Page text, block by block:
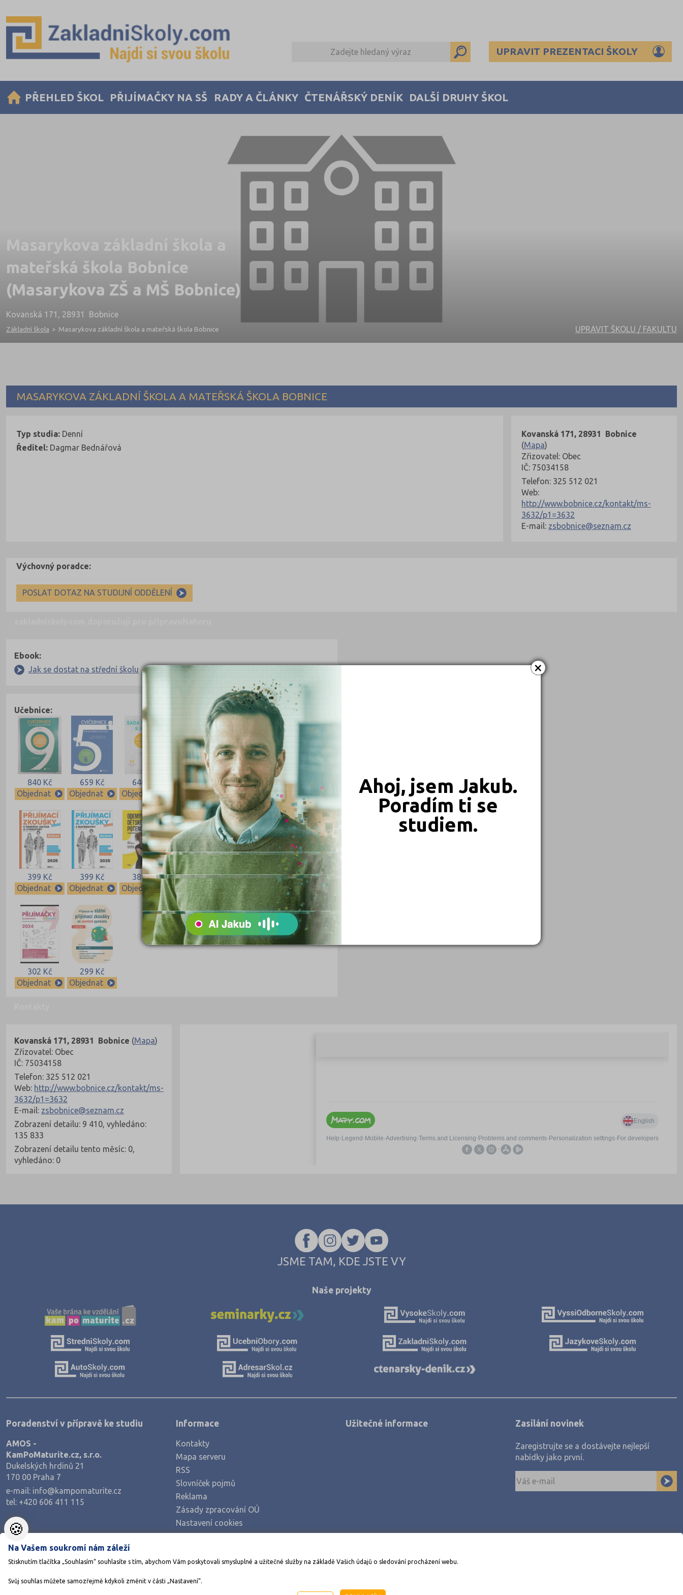
×
Ahoj, jsem Jakub.
Poradím ti se
studiem.
UPRAVIT PREZENTACI ŠKOLY
PŘEHLED ŠKOL PŘIJÍMAČKY NA SŠ RADY A ČLÁNKY ČTENÁŘSKÝ DENÍK DALŠÍ DRUHY ŠKOL
mateřská škola Bobnice
(Masarykova ZŠ a MŠ Bobnice)
Kovanská 171, 28931 Bobnice
Základní škola > Masarykova základní škola a mateřská škola Bobnice UPRAVIT ŠKOLU / FAKULTU
MASARYKOVA ZÁKLADNÍ ŠKOLA A MATEŘSKÁ ŠKOLA BOBNICE
Kovanská 171, 28931 Bobnice
(Mapa)
Zřizovatel: Obec
IČ: 75034158
Telefon: 325 512 021
Web:
http://www.bobnice.cz/kontakt/ms-
3632/p1=3632
E-mail: zsbobnice@seznam.cz
Typ studia: Denní
Ředitel: Dagmar Bednářová
Výchovný poradce:
POSLAT DOTAZ NA STUDIJNÍ ODDĚLENÍ
Ebook:
Jak se dostat na střední školu
Učebnice:
840 Kč
Objednat
659 Kč
Objednat
640 Kč
Objednat
640 Kč
Objednat
549 Kč
Objednat
450 Kč
Objednat
399 Kč
Objednat
399 Kč
Objednat
389 Kč
Objednat
339 Kč
Objednat
339 Kč
Objednat
331 Kč
Objednat
302 Kč
Objednat
299 Kč
Objednat
Kovanská 171, 28931 Bobnice (Mapa)
Zřizovatel: Obec
IČ: 75034158
Telefon: 325 512 021
Web: http://www.bobnice.cz/kontakt/ms-
3632/p1=3632
E-mail: zsbobnice@seznam.cz
Zobrazení detailu: 9 410, vyhledáno:
135 833
Zobrazení detailu tento měsíc: 0,
vyhledáno: 0
JSME TAM, KDE JSTE VY
Naše projekty
Poradenství v přípravě ke studiu
AMOS -
KamPoMaturite.cz, s.r.o.
Dukelských hrdinů 21
170 00 Praha 7
e-mail: info@kampomaturite.cz
tel: +420 606 411 115
Informace
Kontakty
Mapa serveru
RSS
Slovníček pojmů
Reklama
Zásady zpracování OÚ
Nastavení cookies
Stáhněte si aplikaci Adresář škol
Užitečné informace Zasílání novinek
Zaregistrujte se a dostávejte nejlepší
nabídky jako první.
AMOS KamPoMaturite.cz, s.r.o., stránky vytvořilo
🍪
Na Vašem soukromí nám záleží
Stisknutím tlačítka „Souhlasím“ souhlasíte s tím, abychom Vám poskytovali smysluplné a užitečné služby na základě Vašich údajů o sledování procházení webu.
Svůj souhlas můžete samozřejmě kdykoli změnit v části „Nastavení“.